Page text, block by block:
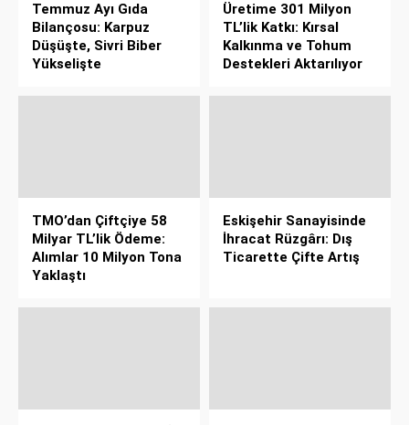
Temmuz Ayı Gıda
Bilançosu: Karpuz
Düşüşte, Sivri Biber
Yükselişte
Üretime 301 Milyon
TL’lik Katkı: Kırsal
Kalkınma ve Tohum
Destekleri Aktarılıyor
TMO’dan Çiftçiye 58
Milyar TL’lik Ödeme:
Alımlar 10 Milyon Tona
Yaklaştı
Eskişehir Sanayisinde
İhracat Rüzgârı: Dış
Ticarette Çifte Artış